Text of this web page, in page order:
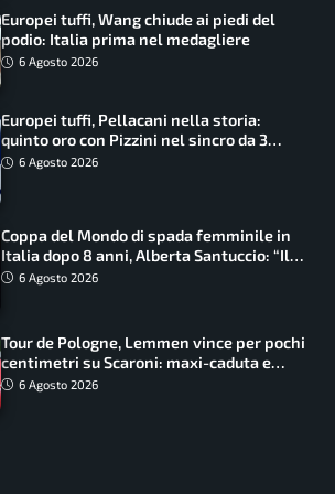
Europei tuffi, Wang chiude ai piedi del
podio: Italia prima nel medagliere
6 Agosto 2026
Europei tuffi, Pellacani nella storia:
quinto oro con Pizzini nel sincro da 3
metri
6 Agosto 2026
Coppa del Mondo di spada femminile in
Italia dopo 8 anni, Alberta Santuccio: “Il
lavoro dà sempre i suoi frutti”
6 Agosto 2026
Tour de Pologne, Lemmen vince per pochi
centimetri su Scaroni: maxi-caduta e
tappa accorciata
6 Agosto 2026